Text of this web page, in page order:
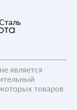
является
товаров